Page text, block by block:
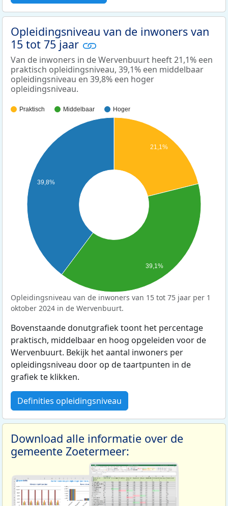
Opleidingsniveau van de inwoners van
15 tot 75 jaar
Van de inwoners in de Wervenbuurt heeft 21,1% een
praktisch opleidingsniveau, 39,1% een middelbaar
opleidingsniveau en 39,8% een hoger
opleidingsniveau.
Praktisch Middelbaar Hoger
21,1%
39,8%
39,1%
Opleidingsniveau van de inwoners van 15 tot 75 jaar per 1
oktober 2024 in de Wervenbuurt.
Bovenstaande donutgrafiek toont het percentage
praktisch, middelbaar en hoog opgeleiden voor de
Wervenbuurt. Bekijk het aantal inwoners per
opleidingsniveau door op de taartpunten in de
grafiek te klikken.
Definities opleidingsniveau
Download alle informatie over de
gemeente Zoetermeer: